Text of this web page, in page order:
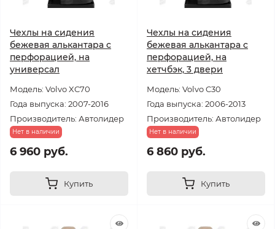
Чехлы на сидения
бежевая алькантара с
перфорацией, на
универсал
Модель: Volvo XC70
Года выпуска: 2007-2016
Производитель: Автолидер
Нет в наличии
6 960 руб.
Купить
Чехлы на сидения
бежевая алькантара с
перфорацией, на
хетчбэк, 3 двери
Модель: Volvo C30
Года выпуска: 2006-2013
Производитель: Автолидер
Нет в наличии
6 860 руб.
Купить